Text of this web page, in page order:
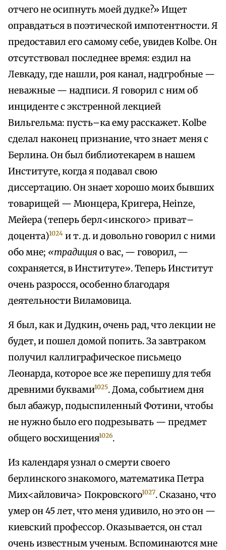
отчего не осипнуть моей дудке?» Ищет
оправдаться в поэтической импотентности. Я
предоставил его самому себе, увидев Kolbe. Он
отсутствовал последнее время: ездил на
Левкаду, где нашли, роя канал, надгробные —
неважные — надписи. Я говорил с ним об
инциденте с экстренной лекцией
Вильгельма: пусть–ка ему расскажет. Kolbe
сделал наконец признание, что знает меня с
Берлина. Он был библиотекарем в нашем
Институте, когда я подавал свою
диссертацию. Он знает хорошо моих бывших
товарищей — Мюнцера, Кригера, Heinze,
Мейера (теперь берл<инского> приват–
доцента)1024 и т. д. и довольно говорил с ними
обо мне; «традиция о вас, — говорил, —
сохраняется, в Институте». Теперь Институт
очень разросся, особенно благодаря
деятельности Виламовица.
Я был, как и Дудкин, очень рад, что лекции не
будет, и пошел домой попить. За завтраком
получил каллиграфическое письмецо
Леонарда, которое все же перепишу для тебя
древними буквами1025. Дома, событием дня
был абажур, подыспиленный Фотини, чтобы
не нужно было его подрезывать — предмет
общего восхищения1026.
Из календаря узнал о смерти своего
берлинского знакомого, математика Петра
Мих<айловича> Покровского1027. Сказано, что
умер он 45 лет, что меня удивило, но это он —
киевский профессор. Оказывается, он стал
очень известным ученым. Вспоминаются мне